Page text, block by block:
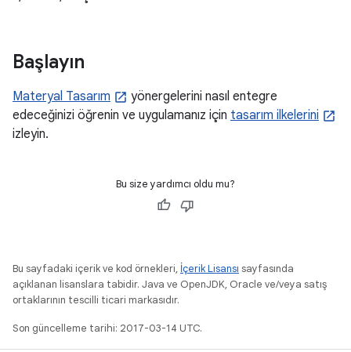
Başlayın
Materyal Tasarım
yönergelerini nasıl entegre
edeceğinizi öğrenin ve uygulamanız için tasarım ilkelerini
izleyin.
Bu size yardımcı oldu mu?
Bu sayfadaki içerik ve kod örnekleri, İçerik Lisansı sayfasında
açıklanan lisanslara tabidir. Java ve OpenJDK, Oracle ve/veya satış
ortaklarının tescilli ticari markasıdır.
Son güncelleme tarihi: 2017-03-14 UTC.